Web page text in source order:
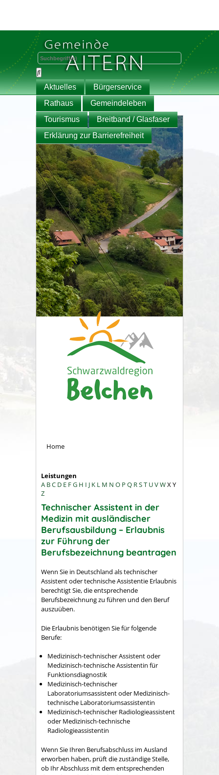
Aktuelles
Bürgerservice
Rathaus
Gemeindeleben
Tourismus
Breitband / Glasfaser
Erklärung zur Barrierefreiheit
Home
Leistungen
A BC D E FG H I J K L M N O P Q RST UVWXY
Z
Technischer Assistent in der
Medizin mit ausländischer
Berufsausbildung – Erlaubnis
zur Führung der
Berufsbezeichnung beantragen
Wenn Sie in Deutschland als technischer
Assistent oder technische Assistentie Erlaubnis
berechtigt Sie, die entsprechende
Berufsbezeichnung zu führen und den Beruf
auszuüben.
Die Erlaubnis benötigen Sie für folgende
Berufe:
Medizinisch-technischer Assistent oder
Medizinisch-technische Assistentin für
Funktionsdiagnostik
Medizinisch-technischer
Laboratoriumsassistent oder Medizinisch-
technische Laboratoriumsassistentin
Medizinisch-technischer Radiologieassistent
oder Medizinisch-technische
Radiologieassistentin
Wenn Sie Ihren Berufsabschluss im Ausland
erworben haben, prüft die zuständige Stelle,
ob Ihr Abschluss mit dem entsprechenden